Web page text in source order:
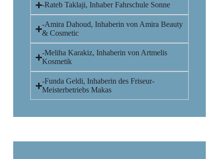
-Rateb Taklaji, Inhaber Fahrschule Sonne
-Amira Dahoud, Inhaberin von Amira Beauty
& Cosmetic
-Meliha Karakiz, Inhaberin von Artmelis
Kosmetik
-Funda Geldi, Inhaberin des Friseur-
Meisterbetriebs Makas